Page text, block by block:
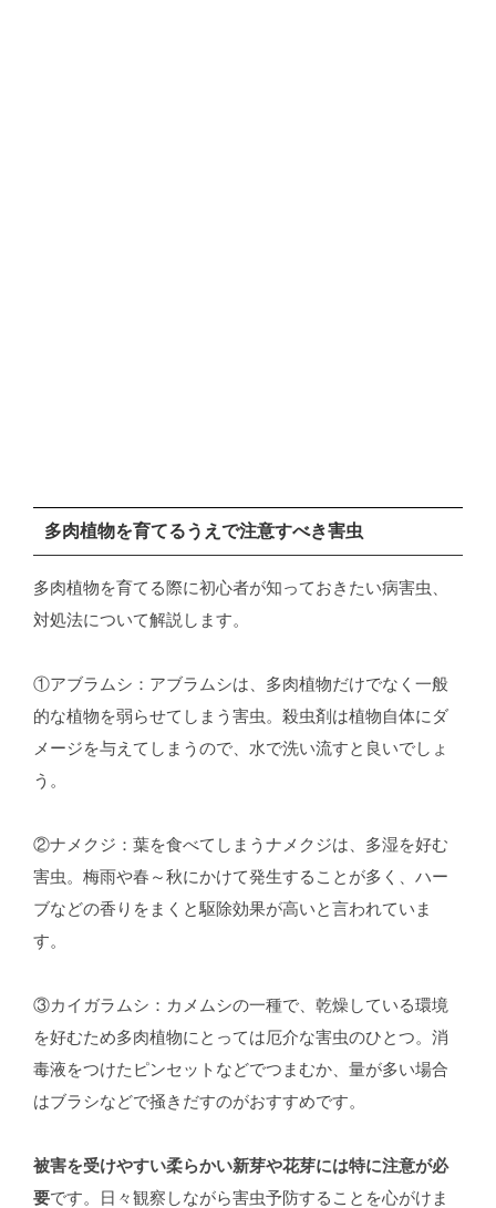
多肉植物を育てるうえで注意すべき害虫
多肉植物を育てる際に初心者が知っておきたい病害虫、
対処法について解説します。
①アブラムシ：アブラムシは、多肉植物だけでなく一般
的な植物を弱らせてしまう害虫。殺虫剤は植物自体にダ
メージを与えてしまうので、水で洗い流すと良いでしょ
う。
②ナメクジ：葉を食べてしまうナメクジは、多湿を好む
害虫。梅雨や春～秋にかけて発生することが多く、ハー
ブなどの香りをまくと駆除効果が高いと言われていま
す。
③カイガラムシ：カメムシの一種で、乾燥している環境
を好むため多肉植物にとっては厄介な害虫のひとつ。消
毒液をつけたピンセットなどでつまむか、量が多い場合
はブラシなどで掻きだすのがおすすめです。
被害を受けやすい柔らかい新芽や花芽には特に注意が必
要です。日々観察しながら害虫予防することを心がけま